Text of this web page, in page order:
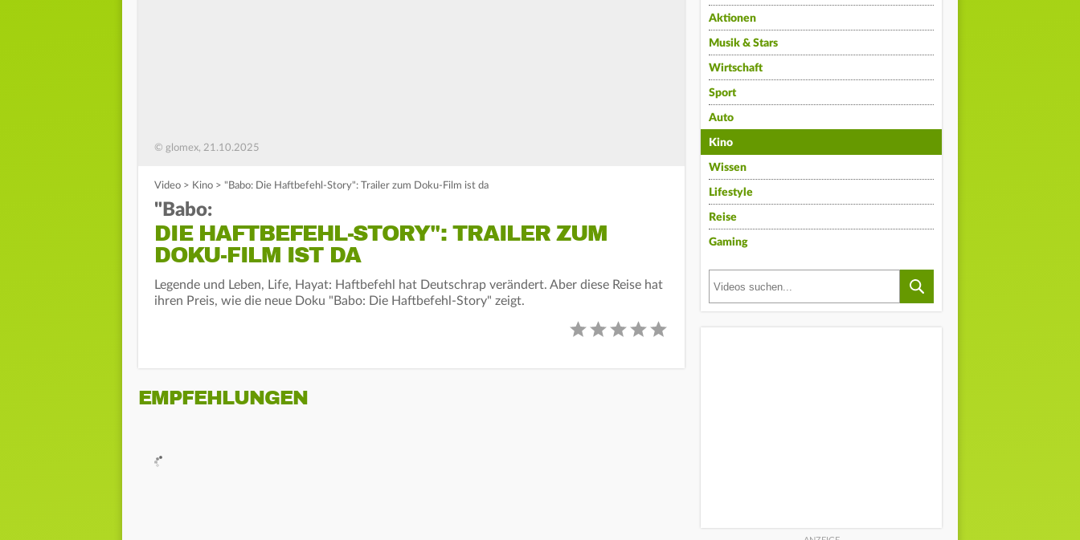
© glomex, 21.10.2025
Video > Kino > "Babo: Die Haftbefehl-Story": Trailer zum Doku-Film ist da
"Babo:
DIE HAFTBEFEHL-STORY": TRAILER ZUM
DOKU-FILM IST DA
Legende und Leben, Life, Hayat: Haftbefehl hat Deutschrap verändert. Aber diese Reise hat
ihren Preis, wie die neue Doku "Babo: Die Haftbefehl-Story" zeigt.
EMPFEHLUNGEN
Aktionen
Musik & Stars
Wirtschaft
Sport
Auto
Kino
Wissen
Lifestyle
Reise
Gaming